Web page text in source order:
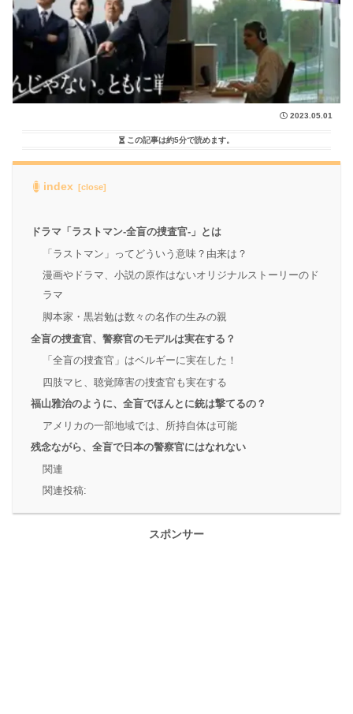
2023.05.01
この記事は約5分で読めます。
index
ドラマ「ラストマン-全盲の捜査官-」とは
「ラストマン」ってどういう意味？由来は？
漫画やドラマ、小説の原作はないオリジナルストーリーのド
ラマ
脚本家・黒岩勉は数々の名作の生みの親
全盲の捜査官、警察官のモデルは実在する？
「全盲の捜査官」はベルギーに実在した！
四肢マヒ、聴覚障害の捜査官も実在する
福山雅治のように、全盲でほんとに銃は撃てるの？
アメリカの一部地域では、所持自体は可能
残念ながら、全盲で日本の警察官にはなれない
関連
関連投稿:
スポンサー